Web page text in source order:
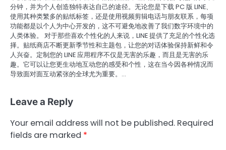
分钟，并为个人创造独特表达自己的途径。无论您是下载 PC 版 LINE、
使用其种类繁多的贴纸标签，还是使用视频剪辑电话与朋友联系，每项
功能都是以个人为中心开发的，这不可避免地改善了我们数字环境中的
人类体验。 对于那些喜欢个性化的人来说，LINE 提供了充足的个性化选
择。贴纸商店不断更新季节性和主题包，让您的对话体验保持新鲜和令
人兴奋。定制您的 LINE 应用程序不仅是无害的乐趣，而且是无害的乐
趣。它可以让您更生动地互动您的感受和个性，这在当今因各种情况而
导致面对面互动紧张的全球尤为重要。…
Leave a Reply
Your email address will not be published. Required
fields are marked *